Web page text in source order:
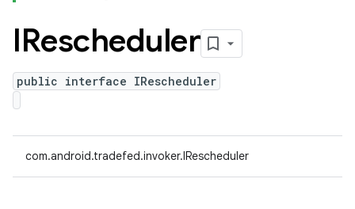
IRescheduler
public interface IRescheduler
com.android.tradefed.invoker.IRescheduler